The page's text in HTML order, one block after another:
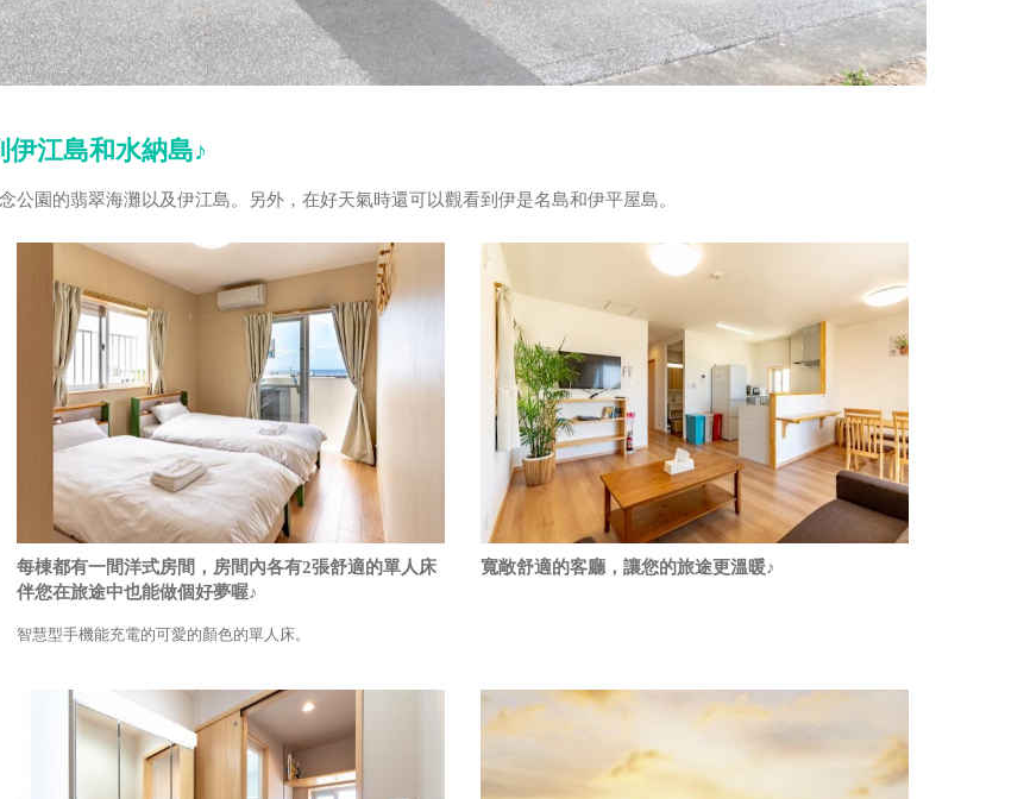
江島和水納島♪
園的翡翠海灘以及伊江島。另外，在好天氣時還可以觀看到伊是名島和伊平屋島。
每棟都有一間洋式房間，房間內各有2張舒適的單人床
伴您在旅途中也能做個好夢喔♪
智慧型手機能充電的可愛的顏色的單人床。
寬敞舒適的客廳，讓您的旅途更溫暖♪